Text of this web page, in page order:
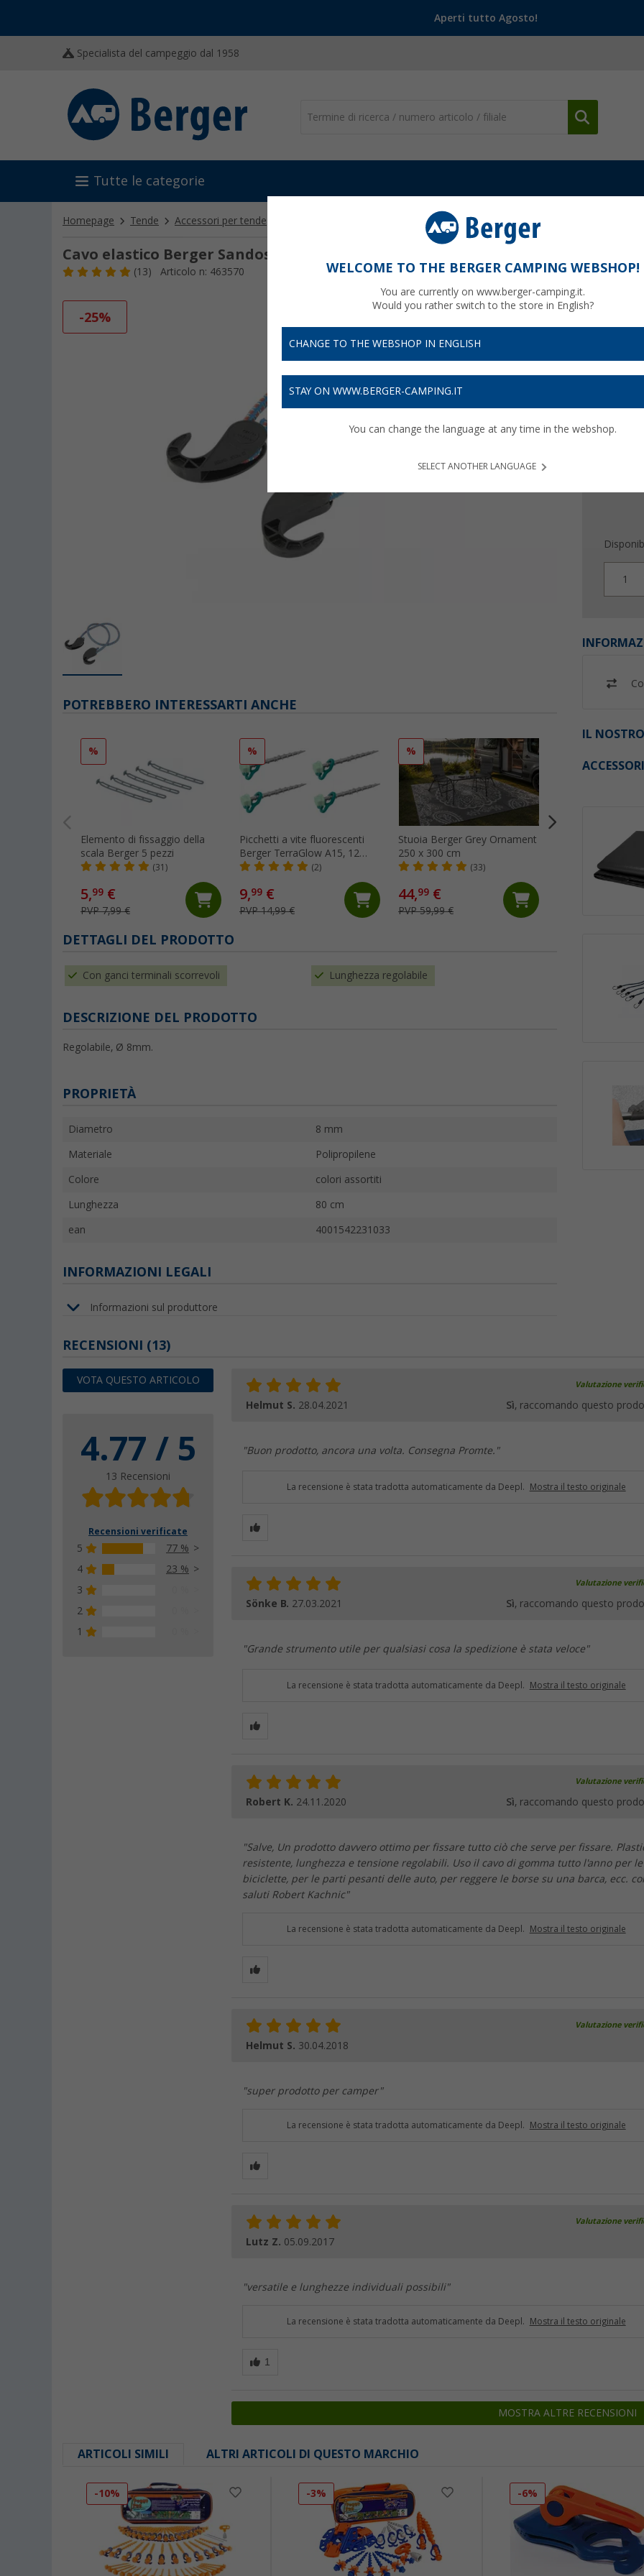
Aperti tutto Agosto!
Specialista del campeggio dal 1958
Tutte le categorie
Homepage Tende Accessori per tende Picchetti da tenda e corde d'ancoraggio Cavo elastico Berger Sandostop
Cavo elastico Berger Sandostop
(13) Articolo n: 463570
-25%
1
IL
ACCESSORI
POTREBBERO INTERESSARTI ANCHE
%
Elemento di fissaggio della
scala Berger 5 pezzi
(31)
5,99 €
PVP 7,99 €
%
Picchetti a vite fluorescenti
Berger TerraGlow A15, 12
pezzi
(2)
9,99 €
PVP 14,99 €
%
Stuoia Berger Grey Ornament
250 x 300 cm
(33)
44,99 €
PVP 59,99 €
Stuoia Berger
DETTAGLI DEL PRODOTTO
Con ganci terminali scorrevoli Lunghezza regolabile
DESCRIZIONE DEL PRODOTTO
Regolabile, Ø 8mm.
PROPRIETÀ
Diametro 8 mm
Materiale Polipropilene
Colore colori assortiti
Lunghezza 80 cm
ean 4001542231033
INFORMAZIONI LEGALI
Informazioni sul produttore
RECENSIONI (13)
VOTA QUESTO ARTICOLO
4.77 / 5
13 Recensioni
Recensioni verificate
5
77 %
4
23 %
3
2
1
Valutazione
Helmut S. 28.04.2021 Sì, raccomando questo
"Buon prodotto, ancora una volta. Consegna Promte."
La recensione è stata tradotta automaticamente da Deepl. Mostra il testo originale
Valutazione
Sönke B. 27.03.2021 Sì, raccomando questo
"Grande strumento utile per qualsiasi cosa la spedizione è stata veloce"
La recensione è stata tradotta automaticamente da Deepl. Mostra il testo originale
Valutazione
Robert K. 24.11.2020 Sì, raccomando questo
"Salve, Un prodotto davvero ottimo per fissare tutto ciò che serve per fissare.
resistente, lunghezza e tensione regolabili. Uso il cavo di gomma tutto l'anno per le
biciclette, per le parti pesanti delle auto, per reggere le borse su una barca, ecc.
saluti Robert Kachnic"
La recensione è stata tradotta automaticamente da Deepl. Mostra il testo originale
Valutazione
Helmut S. 30.04.2018
"super prodotto per camper"
La recensione è stata tradotta automaticamente da Deepl. Mostra il testo originale
Valutazione
Lutz Z. 05.09.2017
"versatile e lunghezze individuali possibili"
La recensione è stata tradotta automaticamente da Deepl. Mostra il testo originale
MOSTRA ALTRE RECENSIONI
ARTICOLI SIMILI ALTRI ARTICOLI DI QUESTO MARCHIO
-10% -3% -6%
WELCOME TO THE BERGER CAMPING WEBSHOP!
You are currently on www.berger-camping.it.
Would you rather switch to the store in English?
CHANGE TO THE WEBSHOP IN ENGLISH
STAY ON WWW.BERGER-CAMPING.IT
You can change the language at any time in the webshop.
SELECT ANOTHER LANGUAGE